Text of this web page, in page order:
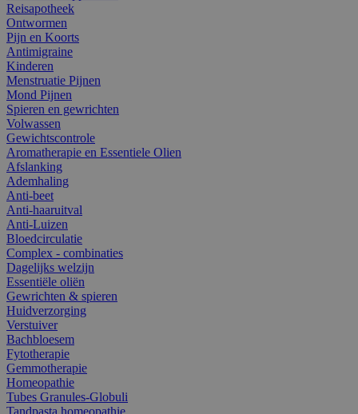
Reisapotheek
Ontwormen
Pijn en Koorts
Antimigraine
Kinderen
Menstruatie Pijnen
Mond Pijnen
Spieren en gewrichten
Volwassen
Gewichtscontrole
Aromatherapie en Essentiele Olien
Afslanking
Ademhaling
Anti-beet
Anti-haaruitval
Anti-Luizen
Bloedcirculatie
Complex - combinaties
Dagelijks welzijn
Essentiële oliën
Gewrichten & spieren
Huidverzorging
Verstuiver
Bachbloesem
Fytotherapie
Gemmotherapie
Homeopathie
Tubes Granules-Globuli
Tandpasta homeopathie